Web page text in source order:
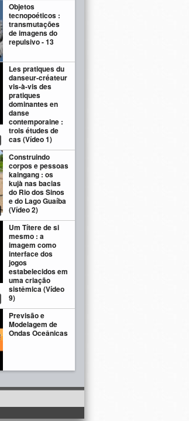
Objetos
tecnopoéticos :
transmutações
de imagens do
repulsivo - 13
Les pratiques du
danseur-créateur
vis-à-vis des
pratiques
dominantes en
danse
contemporaine :
trois études de
cas (Vídeo 1)
Construindo
corpos e pessoas
kaingang : os
kujà nas bacias
do Rio dos Sinos
e do Lago Guaíba
(Vídeo 2)
Um Títere de si
mesmo : a
imagem como
interface dos
jogos
estabelecidos em
uma criação
sistêmica (Vídeo
9)
Previsão e
Modelagem de
Ondas Oceânicas